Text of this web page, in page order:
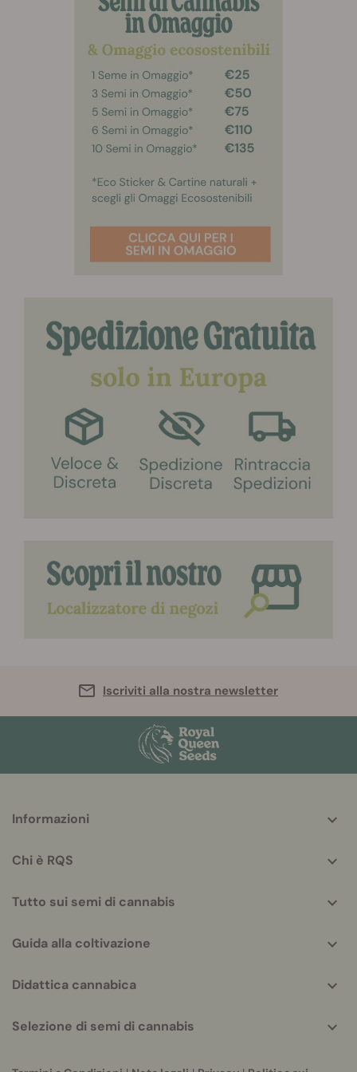
Iscriviti alla nostra newsletter
helpful
Informazioni
Chi è RQS
Tutto sui semi di cannabis
Guida alla coltivazione
Didattica cannabica
Selezione di semi di cannabis